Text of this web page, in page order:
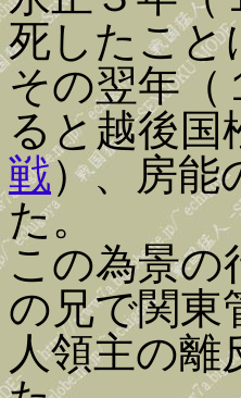
死したこと
その翌年（
ると越後国
戦）、房能
た。
この為景の
の兄で関東
人領主の